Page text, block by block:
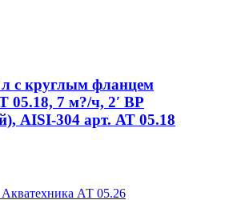
с круглым фланцем
05.18, 7 м?/ч, 2′ ВР
AISI-304 арт. АТ 05.18